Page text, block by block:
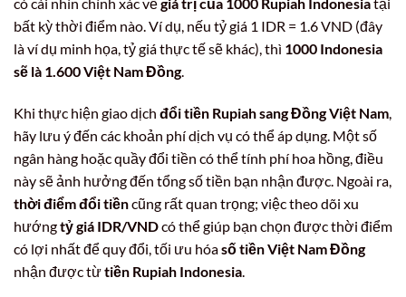
có cái nhìn chính xác vềgiá trị của 1000 Rupiah Indonesiatại
bất kỳ thời điểm nào. Ví dụ, nếu tỷ giá 1 IDR = 1.6 VND (đây
là ví dụ minh họa, tỷ giá thực tế sẽ khác), thì 1000 Indonesia
sẽ là 1.600 Việt Nam Đồng.
Khi thực hiện giao dịch đổi tiền Rupiah sang Đồng Việt Nam,
hãy lưu ý đến các khoản phí dịch vụ có thể áp dụng. Một số
ngân hàng hoặc quầy đổi tiền có thể tính phí hoa hồng, điều
này sẽ ảnh hưởng đến tổng số tiền bạn nhận được. Ngoài ra,
thời điểm đổi tiềncũng rất quan trọng; việc theo dõi xu
hướngtỷ giá IDR/VNDcó thể giúp bạn chọn được thời điểm
có lợi nhất để quy đổi, tối ưu hóasố tiền Việt Nam Đồng
nhận được từtiền Rupiah Indonesia.